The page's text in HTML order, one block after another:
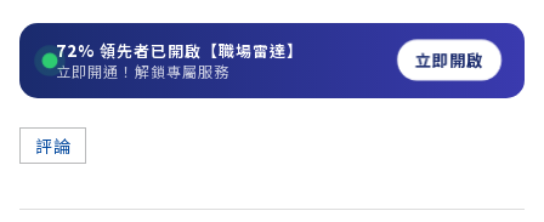
72% 領先者已開啟【職場雷達】
立即開通！解鎖專屬服務 立即開啟
評論